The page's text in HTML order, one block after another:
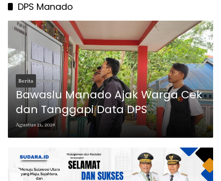
DPS Manado
Berita
Bawaslu Manado Ajak Warga Cek
dan Tanggapi Data DPS
Agustus 21, 2024